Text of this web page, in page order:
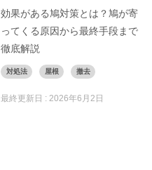
効果がある鳩対策とは？鳩が寄
ってくる原因から最終手段まで
徹底解説
対処法 屋根 撤去
最終更新日 : 2026年6月2日